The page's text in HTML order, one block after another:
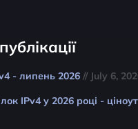
- липень 2026 // July 6,
IPv4 у 2026 році -